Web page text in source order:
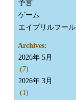
予言
ゲーム
エイプリルフール
Archives:
2026年 5月
(7)
2026年 3月
(1)